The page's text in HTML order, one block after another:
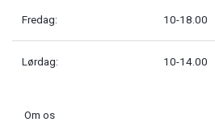
Fredag: 10-18.00
Lørdag: 10-14.00
Om os